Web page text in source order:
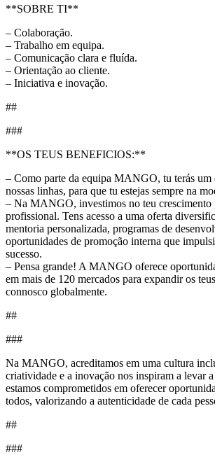
**SOBRE TI**
– Colaboração.
– Trabalho em equipa.
– Comunicação clara e fluída.
– Orientação ao cliente.
– Iniciativa e inovação.
##
###
**OS TEUS BENEFICIOS:**
– Como parte da equipa MANGO, tu terás um
nossas linhas, para que tu estejas sempre na
– Na MANGO, investimos no teu crescimento
profissional. Tens acesso a uma oferta
mentoria personalizada, programas de
oportunidades de promoção interna que
sucesso.
– Pensa grande! A MANGO oferece
em mais de 120 mercados para expandir os
connosco globalmente.
##
###
Na MANGO, acreditamos em uma cultura
criatividade e a inovação nos inspiram a levar
estamos comprometidos em oferecer
todos, valorizando a autenticidade de cada
##
###